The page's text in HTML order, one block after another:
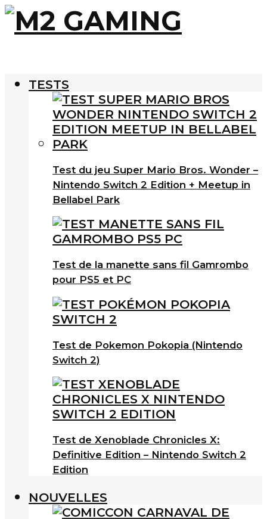
TESTS
Test du jeu Super Mario Bros. Wonder –
Nintendo Switch 2 Edition + Meetup in
Bellabel Park
Test de la manette sans fil Gamrombo
pour PS5 et PC
Test de Pokemon Pokopia (Nintendo
Switch 2)
Test de Xenoblade Chronicles X:
Definitive Edition – Nintendo Switch 2
Edition
NOUVELLES